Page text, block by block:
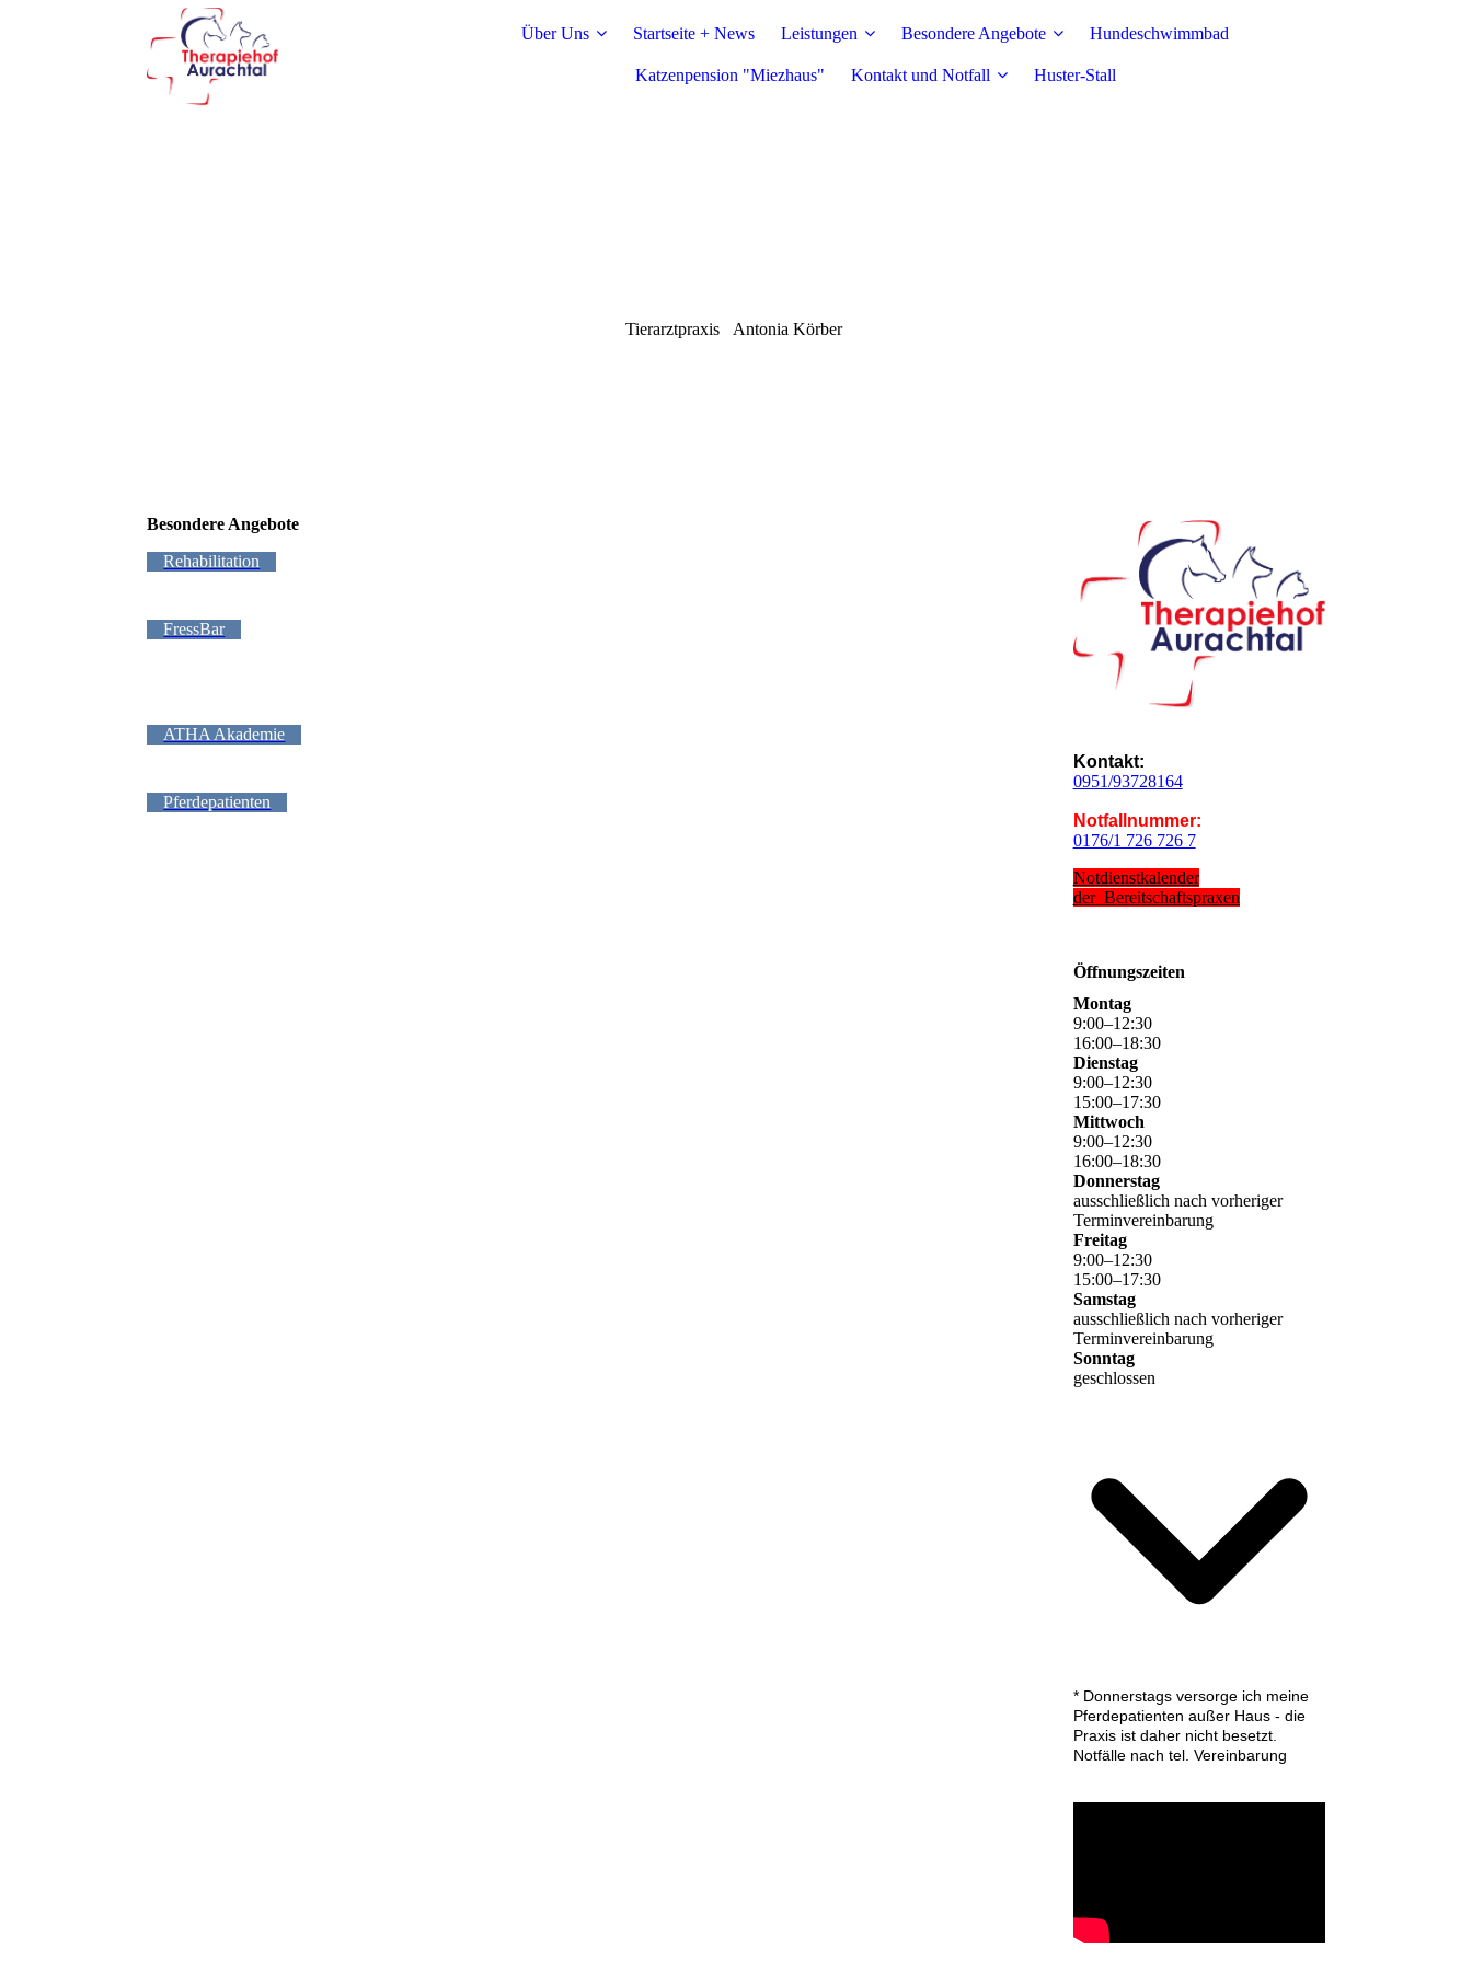
Über Uns Startseite + News Leistungen Besondere Angebote Hundeschwimmbad
Katzenpension "Miezhaus" Kontakt und Notfall Huster-Stall
Tierarztpraxis Antonia Körber ­
Besondere Angebote
Rehabilitation
FressBar
ATHA Akademie
Pferdepatienten
Kontakt:
0951/93728164
Notfallnummer:
0176/1 726 726 7
Notdienstkalender
der Bereitschaftspraxen
Öffnungs­zeiten
Montag
9:00–12:30
16:00–18:30
Dienstag
9:00–12:30
15:00–17:30
Mittwoch
9:00–12:30
16:00–18:30
Donnerstag
ausschließlich nach vorheriger
Terminvereinbarung
Freitag
9:00–12:30
15:00–17:30
Samstag
ausschließlich nach vorheriger
Terminvereinbarung
Sonntag
geschlossen
* Donnerstags versorge ich meine
Pferdepatienten außer Haus - die
Praxis ist daher nicht besetzt.
Notfälle nach tel. Vereinbarung